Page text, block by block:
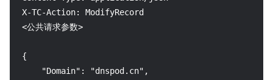
X-TC-Action: ModifyRecord
<公共请求参数>
{
    "Domain": "dnspod.cn",